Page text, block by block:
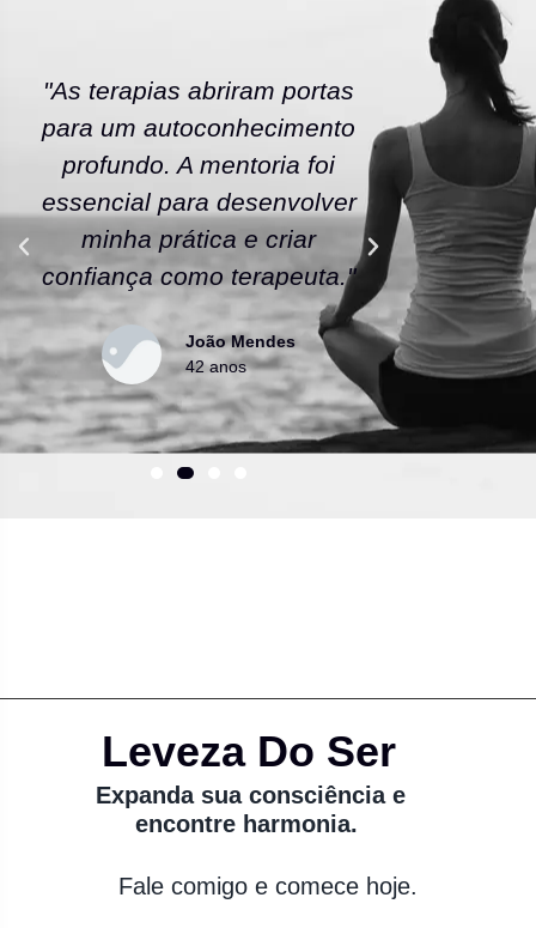
"As terapias abriram portas
para um autoconhecimento
profundo. A mentoria foi
essencial para desenvolver
minha prática e criar
confiança como terapeuta."
João Mendes
42 anos
"A
escola
As
uma
Leveza Do Ser
Expanda sua consciência e
encontre harmonia.
Fale comigo e comece hoje.